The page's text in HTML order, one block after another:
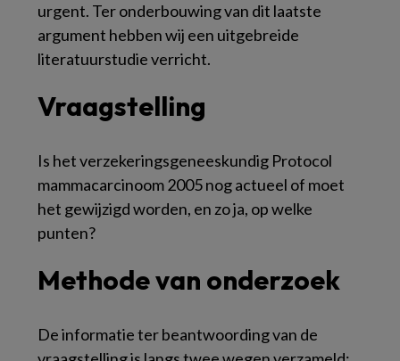
urgent. Ter onderbouwing van dit laatste
argument hebben wij een uitgebreide
literatuurstudie verricht.
Vraagstelling
Is het verzekeringsgeneeskundig Protocol
mammacarcinoom 2005nog actueel of moet
het gewijzigd worden, en zo ja, op welke
punten?
Methode van onderzoek
De informatie ter beantwoording van de